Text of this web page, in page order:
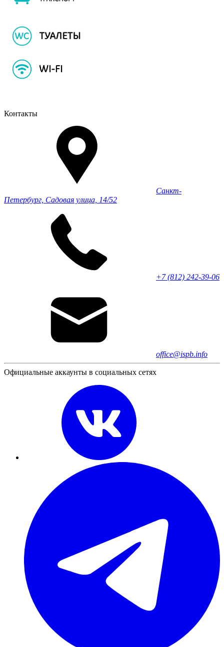
Контакты
Санкт-
Петербург, Садовая улица, 14/52
+7 (812) 242-39-06
office@ispb.info
Официальные аккаунты в социальных сетях